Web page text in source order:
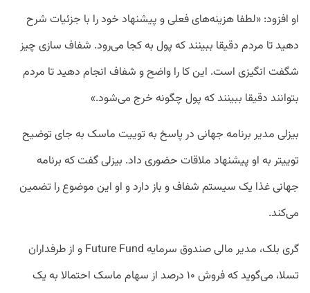
او افزود: «لطفا هزینه‌های فعلی و پیشنهاد خود را با جزئیات شرح
دهید تا مردم دقیقا ببینند که پول به کجا می‌رود. شفاف سازی چیز
شگفت انگیزی است. این کا را واضح و شفاف انجام دهید تا مردم
بتوانند دقیقا ببینند که پول چگونه خرج می‌شود.»
بیزلی مدیر برنامه جهانی در پاسخ به توییت ماسک به جای توضیح
توییتر به او پیشنهاد ملاقات حضوری داد. بیزلی گفت که برنامه
جهانی غذا یک سیستم شفاف و باز دارد و او این موضوع را تضمین
می‌کند.
گری بلک، مدیر مالی صندوق سرمایه Future Fund و از طرفداران
تسلا، می‌گوید که فروش ۱۰ درصد از سهام ماسک احتمالا به یک